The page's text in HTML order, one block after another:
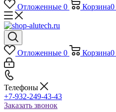
Отложенные 0 Корзина0
Отложенные 0 Корзина0
Телефоны
+7-932-249-43-43
Заказать звонок